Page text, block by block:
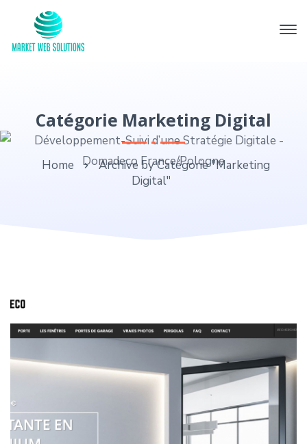
Catégorie Marketing Digital
Home
Archive by Catégorie "Marketing
Digital"